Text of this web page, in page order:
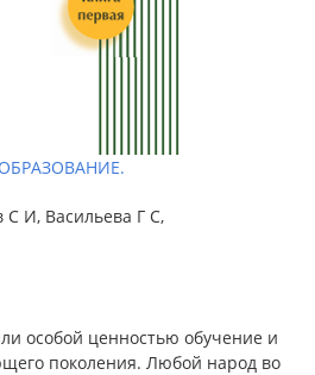
С И, Васильева Г С,
особой ценностью обучение и
поколения. Любой народ во